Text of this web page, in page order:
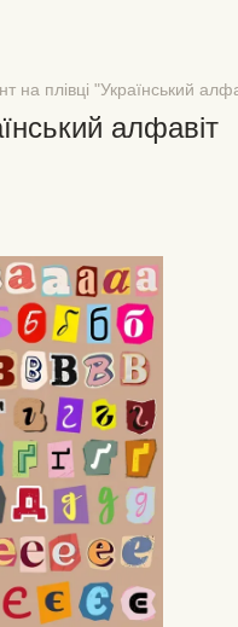
на плівці "Український
алфавіт